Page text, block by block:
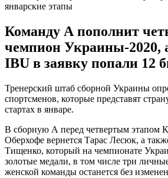
Команду А пополнит
чемпион Украины-2020,
IBU в заявку попали 12
Тренерский штаб сборной Украины
спортсменов, которые представят
стартах в январе.
В сборную А перед четвертым этапом
Оберхофе вернется Тарас Лесюк, а
Тищенко, который на чемпионате
золотые медали, в том числе три
женской команды останется без